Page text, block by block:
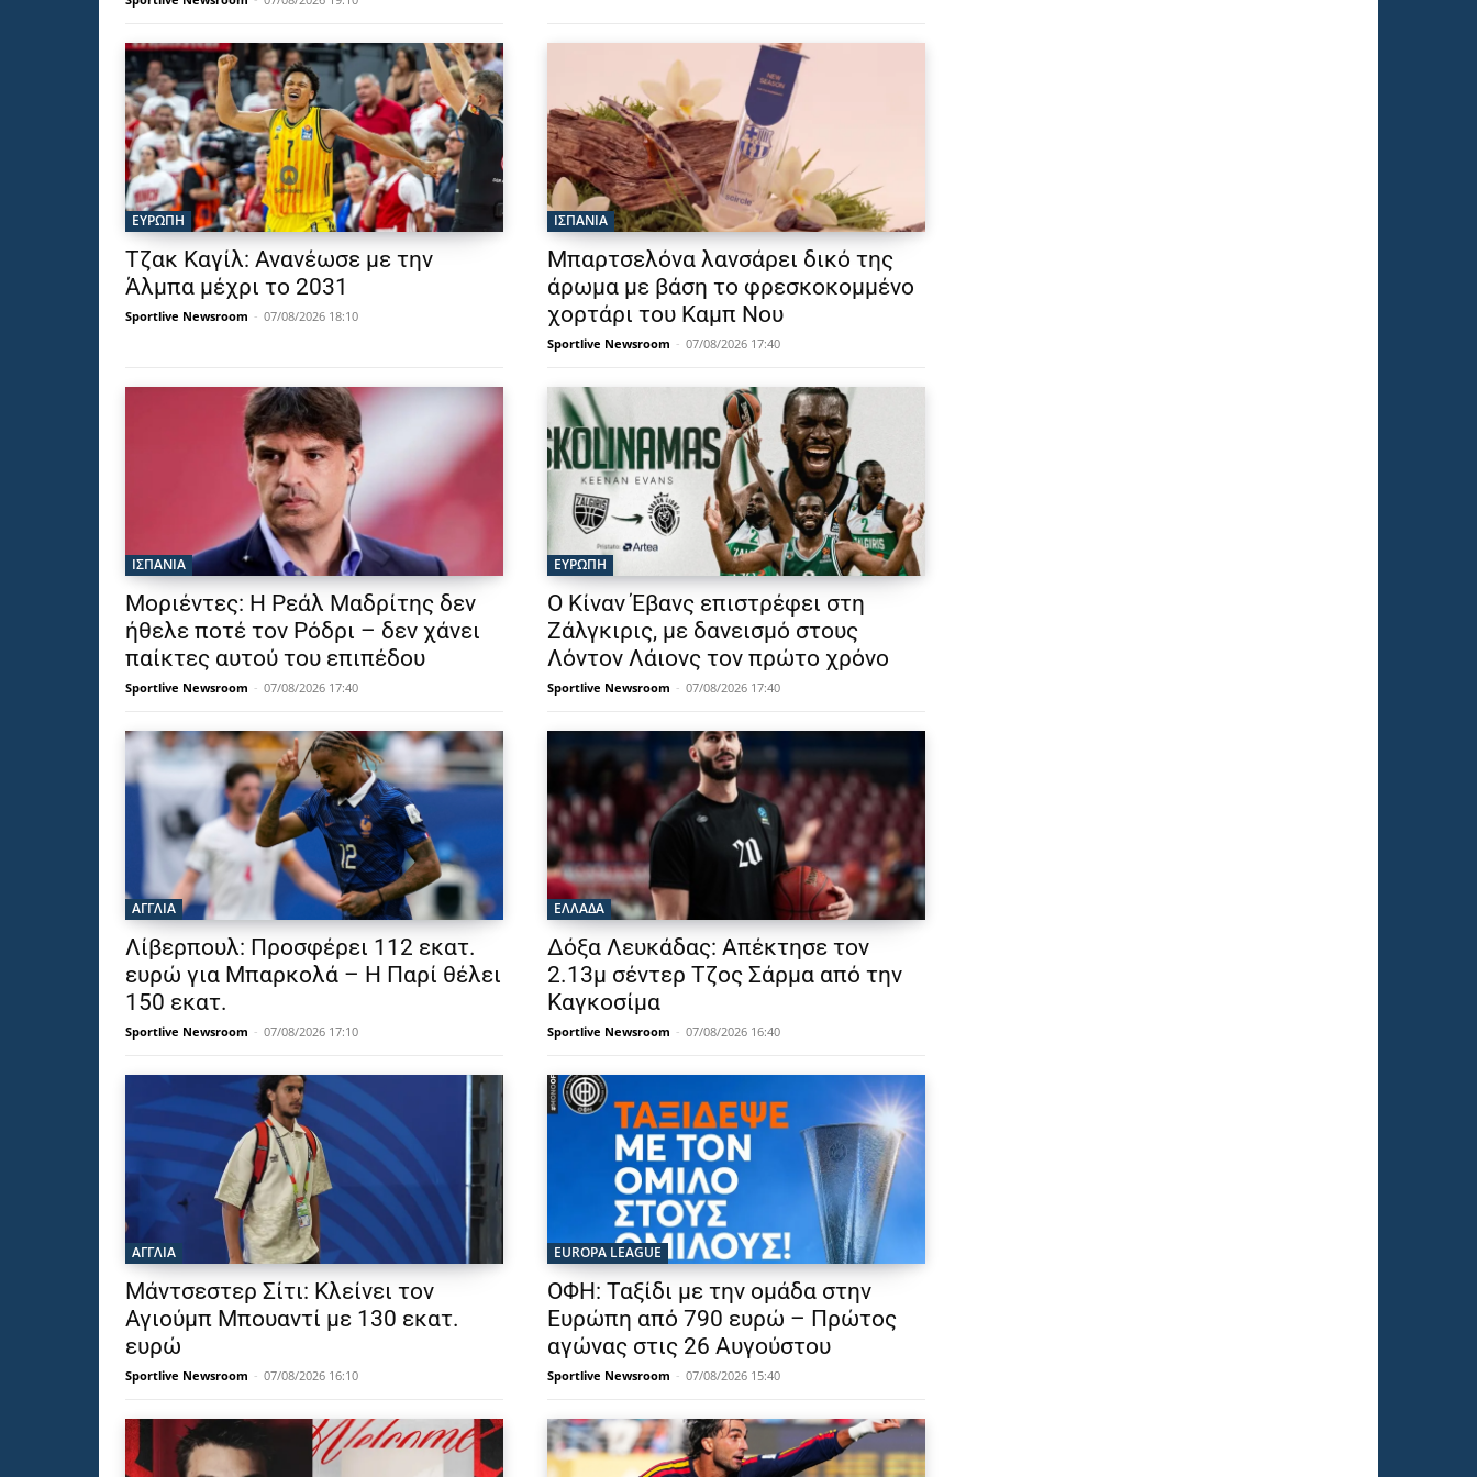
ΕΥΡΩΠΗ
Τζακ Καγίλ: Ανανέωσε με την
Άλμπα μέχρι το 2031
Sportlive Newsroom - 07/08/2026 18:10
ΙΣΠΑΝΙΑ
Μπαρτσελόνα λανσάρει δικό της
άρωμα με βάση το φρεσκοκομμένο
χορτάρι του Καμπ Νου
Sportlive Newsroom - 07/08/2026 17:40
ΙΣΠΑΝΙΑ
Μοριέντες: Η Ρεάλ Μαδρίτης δεν
ήθελε ποτέ τον Ρόδρι – δεν χάνει
παίκτες αυτού του επιπέδου
Sportlive Newsroom - 07/08/2026 17:40
ΕΥΡΩΠΗ
Ο Κίναν Έβανς επιστρέφει στη
Ζάλγκιρις, με δανεισμό στους
Λόντον Λάιονς τον πρώτο χρόνο
Sportlive Newsroom - 07/08/2026 17:40
ΑΓΓΛΙΑ
Λίβερπουλ: Προσφέρει 112 εκατ.
ευρώ για Μπαρκολά – Η Παρί θέλει
150 εκατ.
Sportlive Newsroom - 07/08/2026 17:10
ΕΛΛΑΔΑ
Δόξα Λευκάδας: Απέκτησε τον
2.13μ σέντερ Τζος Σάρμα από την
Καγκοσίμα
Sportlive Newsroom - 07/08/2026 16:40
ΑΓΓΛΙΑ
Μάντσεστερ Σίτι: Κλείνει τον
Αγιούμπ Μπουαντί με 130 εκατ.
ευρώ
Sportlive Newsroom - 07/08/2026 16:10
EUROPA LEAGUE
ΟΦΗ: Ταξίδι με την ομάδα στην
Ευρώπη από 790 ευρώ – Πρώτος
αγώνας στις 26 Αυγούστου
Sportlive Newsroom - 07/08/2026 15:40